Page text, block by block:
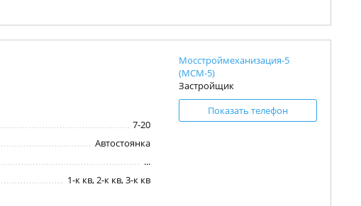
7-20
Автостоянка
...
1-к кв, 2-к кв, 3-к кв
Мосстроймеханизация-5
(МСМ-5)
Застройщик
Показать телефон